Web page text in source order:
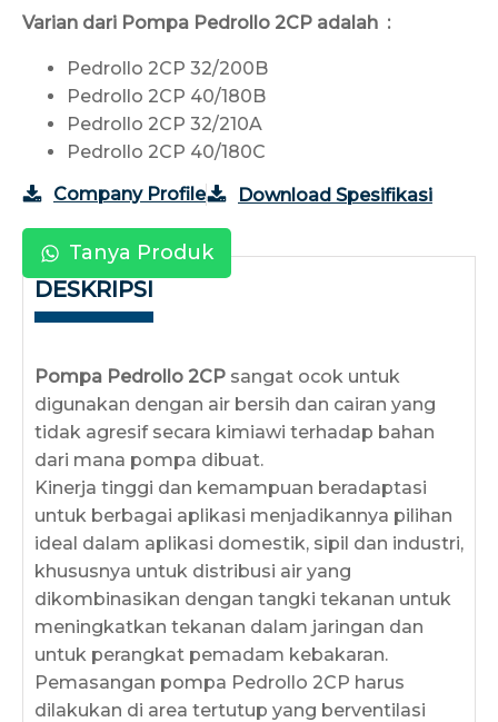
Varian dari Pompa Pedrollo 2CP adalah :
Pedrollo 2CP 32/200B
Pedrollo 2CP 40/180B
Pedrollo 2CP 32/210A
Pedrollo 2CP 40/180C
Company Profile
Download Spesifikasi
Tanya Produk
DESKRIPSI
Pompa Pedrollo 2CP sangat ocok untuk
digunakan dengan air bersih dan cairan yang
tidak agresif secara kimiawi terhadap bahan
dari mana pompa dibuat.
Kinerja tinggi dan kemampuan beradaptasi
untuk berbagai aplikasi menjadikannya pilihan
ideal dalam aplikasi domestik, sipil dan industri,
khususnya untuk distribusi air yang
dikombinasikan dengan tangki tekanan untuk
meningkatkan tekanan dalam jaringan dan
untuk perangkat pemadam kebakaran.
Pemasangan pompa Pedrollo 2CP harus
dilakukan di area tertutup yang berventilasi